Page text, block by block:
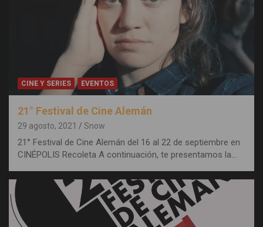
CINE Y SERIES EVENTOS
21° Festival de Cine Alemán
29 agosto, 2021 Snow
21° Festival de Cine Alemán del 16 al 22 de septiembre en
CINÉPOLIS Recoleta A continuación, te presentamos la…